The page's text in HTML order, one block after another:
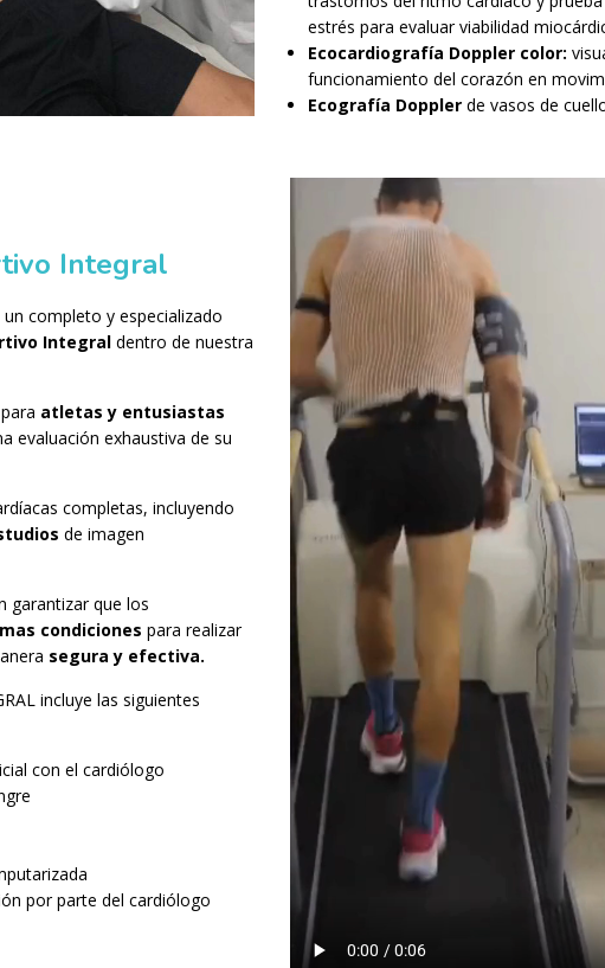
estrés para evaluar viabilidad
Ecocardiografía Doppler color:
funcionamiento del corazón en
Ecografía Dopplerde vasos de
Integral
completo y especializado
Integral dentro de nuestra
atletas y entusiastas
evaluación exhaustiva de su
completas, incluyendo
de imagen
garantizar que los
condiciones para realizar
segura y efectiva.
incluye las siguientes
con el cardiólogo
por parte del cardiólogo